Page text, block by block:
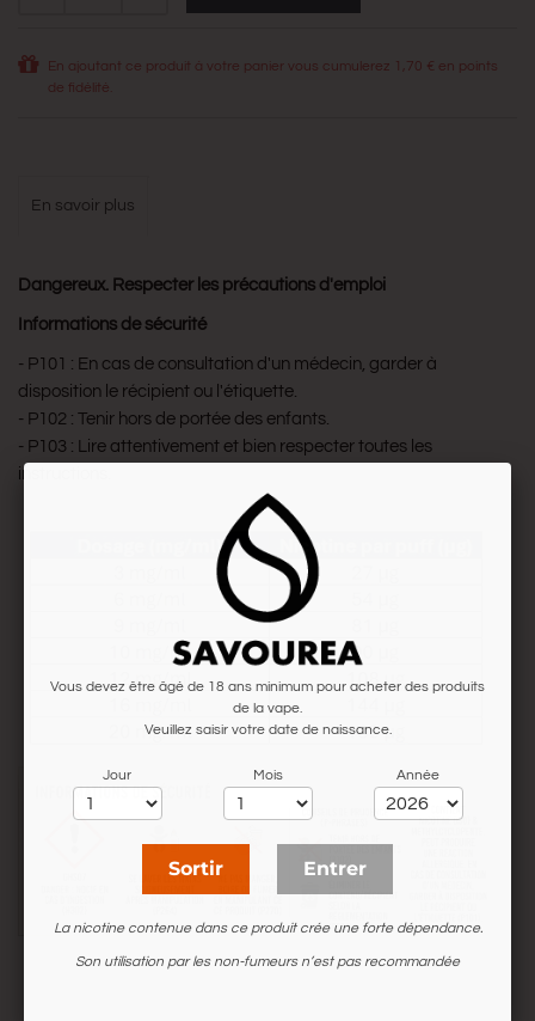
En ajoutant ce produit à votre panier vous cumulerez 1,70 € en points
de fidélité.
en savoir plus
Dangereux. Respecter les précautions d'emploi
Informations de sécurité
- P101 : En cas de consultation d'un médecin, garder à
disposition le récipient ou l'étiquette.
- P102 : Tenir hors de portée des enfants.
- P103 : Lire attentivement et bien respecter toutes les
instructions.
Vous devez être âgé de 18 ans minimum pour acheter des produits
de la vape.
Veuillez saisir votre date de naissance.
Jour Mois Année
Sortir Entrer
La nicotine contenue dans ce produit crée une forte dépendance.
Son utilisation par les non-fumeurs n’est pas recommandée